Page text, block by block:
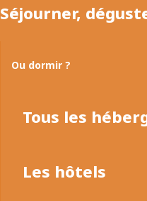
Séjourner,
Ou dormir ?
Tous les
Les hôtels